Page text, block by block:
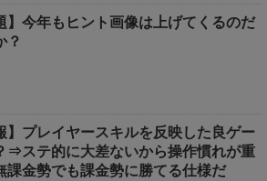
】今年もヒント画像は上げてくるのだ
？
】プレイヤースキルを反映した良ゲー
⇒ステ的に大差ないから操作慣れが重
課金勢でも課金勢に勝てる仕様だ